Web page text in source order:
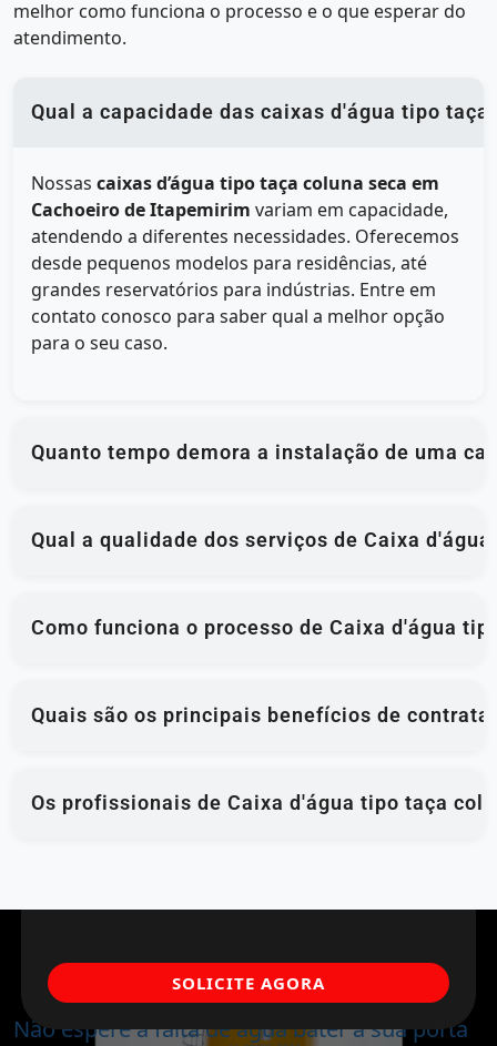
melhor como funciona o processo e o que esperar do
atendimento.
Qual a capacidade das caixas d'água tipo
Nossas caixas d’água tipo taça coluna seca em
Cachoeiro de Itapemirim variam em capacidade,
atendendo a diferentes necessidades. Oferecemos
desde pequenos modelos para residências, até
grandes reservatórios para indústrias. Entre em
contato conosco para saber qual a melhor opção
para o seu caso.
Quanto tempo demora a instalação de uma
Qual a qualidade dos serviços de Caixa
Como funciona o processo de Caixa d'água
Quais são os principais benefícios de
Os profissionais de Caixa d'água tipo taça
Não espere a falta de água bater à sua porta
SOLICITE AGORA